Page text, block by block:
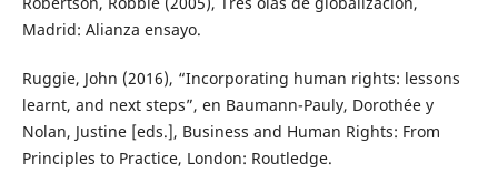
Madrid: Alianza ensayo.
Ruggie, John (2016), “Incorporating human rights: lessons
learnt, and next steps”, en Baumann-Pauly, Dorothée y
Nolan, Justine [eds.], Business and Human Rights: From
Principles to Practice, London: Routledge.